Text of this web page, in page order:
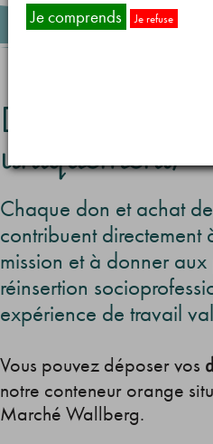
Dons acceptés
uniquement)
Chaque don et achat
contribuent directement
mission et à donner aux
réinsertion
expérience de travail
Vous pouvez déposer vos
notre conteneur orange
Marché Wallberg.
Je comprends Je refuse